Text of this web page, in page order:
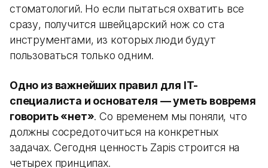
стоматологий. Но если пытаться охватить все
сразу, получится швейцарский нож со ста
инструментами, из которых люди будут
пользоваться только одним.
Одно из важнейших правил для IT-
специалиста и основателя — уметь вовремя
говорить «нет». Со временем мы поняли, что
должны сосредоточиться на конкретных
задачах. Сегодня ценность Zapis строится на
четырех принципах.